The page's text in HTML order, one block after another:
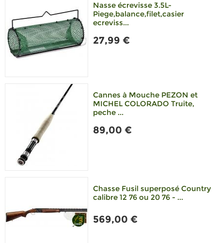
Nasse écrevisse 3.5L-
Piege,balance,filet,casier
ecreviss...
27,99 €
Cannes à Mouche PEZON et
MICHEL COLORADO Truite,
peche ...
89,00 €
Chasse Fusil superposé Country
calibre 12 76 ou 20 76 - ...
569,00 €